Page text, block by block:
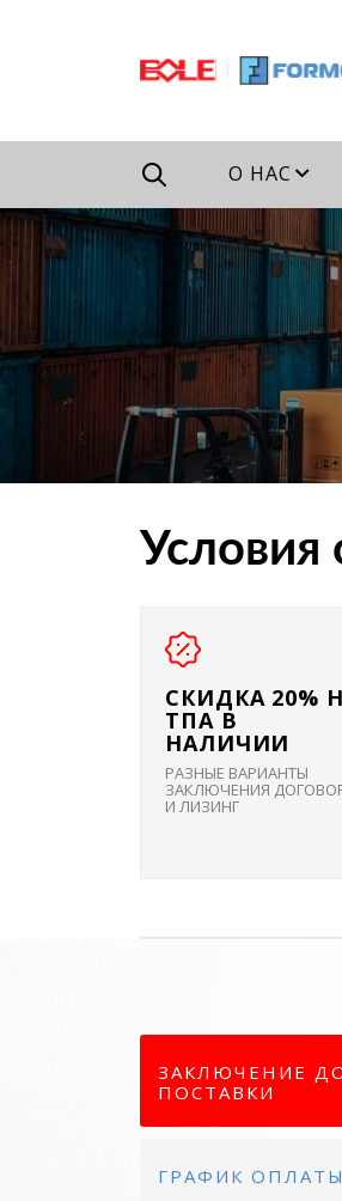
О НАС
Условия
СКИДКА 20%
ТПА В
НАЛИЧИИ
РАЗНЫЕ ВАРИАНТЫ
ЗАКЛЮЧЕНИЯ
И ЛИЗИНГ
ЗАКЛЮЧЕНИЕ
ПОСТАВКИ
ГРАФИК ОПЛАТЫ